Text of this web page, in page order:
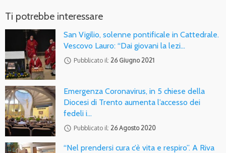
Ti potrebbe interessare
San Vigilio, solenne pontificale in Cattedrale.
Vescovo Lauro: “Dai giovani la lezi…
access_time Pubblicato il: 26 Giugno 2021
Emergenza Coronavirus, in 5 chiese della
Diocesi di Trento aumenta l’accesso dei
fedeli i…
access_time Pubblicato il: 26 Agosto 2020
“Nel prendersi cura c’è vita e respiro”. A Riva